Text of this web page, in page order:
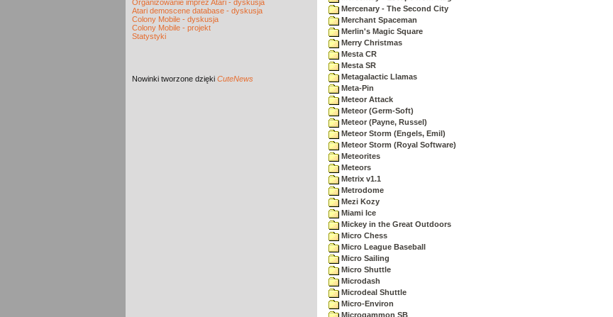
Organizowanie imprez Atari - dyskusja
Atari demoscene database - dyskusja
Colony Mobile - dyskusja
Colony Mobile - projekt
Statystyki
Nowinki tworzone dzięki CuteNews
Mercenary - The Second City
Merchant Spaceman
Merlin's Magic Square
Merry Christmas
Mesta CR
Mesta SR
Metagalactic Llamas
Meta-Pin
Meteor Attack
Meteor (Germ-Soft)
Meteor (Payne, Russel)
Meteor Storm (Engels, Emil)
Meteor Storm (Royal Software)
Meteorites
Meteors
Metrix v1.1
Metrodome
Mezi Kozy
Miami Ice
Mickey in the Great Outdoors
Micro Chess
Micro League Baseball
Micro Sailing
Micro Shuttle
Microdash
Microdeal Shuttle
Micro-Environ
Microgammon SB